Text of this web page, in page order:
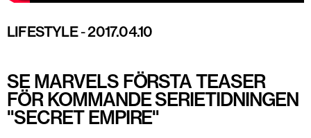
LIFESTYLE-2017.04.10
SE MARVELS FÖRSTA TEASER
FÖR KOMMANDE SERIETIDNINGEN
"SECRET EMPIRE"